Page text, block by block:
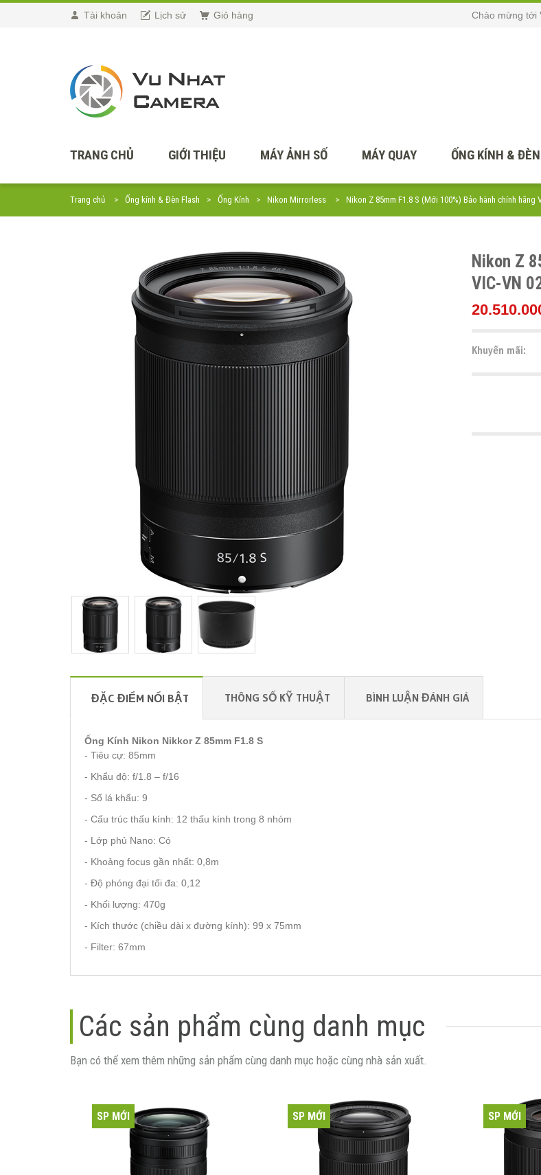
Tài khoản Lịch sử Giỏ hàng Chào mừng tới
TRANG CHỦ GIỚI THIỆU MÁY ẢNH SỐ MÁY QUAY ỐNG KÍNH &
Trang chủ Ống kính & Đèn Flash Ống Kính Nikon Mirrorless Nikon Z 85mm F1.8 S (Mới 100%) Bảo hành chính hãng
Nikon Z
VIC-VN
Khuyến mãi:
ĐẶC ĐIỂM NỔI BẬT THÔNG SỐ KỸ THUẬT BÌNH LUẬN ĐÁNH GIÁ
Ống Kính Nikon Nikkor Z 85mm F1.8 S
- Tiêu cự: 85mm
- Khẩu độ: f/1.8 – f/16
- Số lá khẩu: 9
- Cấu trúc thấu kính: 12 thấu kính trong 8 nhóm
- Lớp phủ Nano: Có
- Khoảng focus gần nhất: 0,8m
- Độ phóng đại tối đa: 0,12
- Khối lượng: 470g
- Kích thước (chiều dài x đường kính): 99 x 75mm
- Filter: 67mm
Các sản phẩm cùng danh mục
Bạn có thể xem thêm những sản phẩm cùng danh mục hoặc cùng nhà sản xuất.
SP MỚI SP MỚI SP MỚI